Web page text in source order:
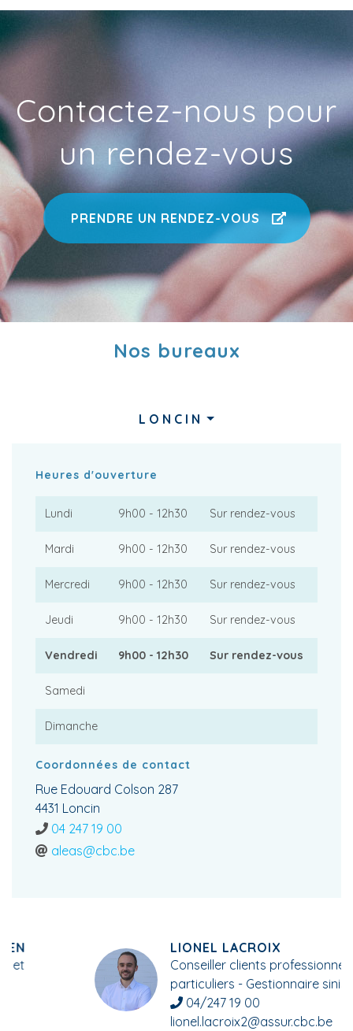
Contactez-nous pour
un rendez-vous
PRENDRE UN RENDEZ-VOUS
Nos bureaux
LONCIN
Heures d'ouverture
Lundi 9h00 - 12h30 Sur rendez-vous
Mardi 9h00 - 12h30 Sur rendez-vous
Mercredi 9h00 - 12h30 Sur rendez-vous
Jeudi 9h00 - 12h30 Sur rendez-vous
Vendredi 9h00 - 12h30 Sur rendez-vous
Samedi
Dimanche
Coordonnées de contact
Rue Edouard Colson 287
4431 Loncin
04 247 19 00
aleas@cbc.be
LIONEL LACROIX
Conseiller clients professionnels et
particuliers - Gestionnaire sinistres
04/247 19 00
lionel.lacroix2@assur.cbc.be